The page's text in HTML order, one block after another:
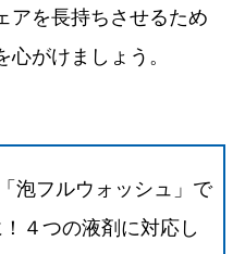
アを長持ちさせるため
がけましょう。
泡フルウォッシュ」で
４つの液剤に対応し